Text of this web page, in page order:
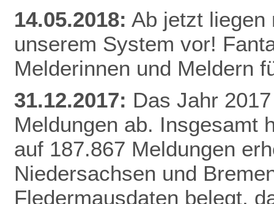
14.05.2018: Ab jetzt liegen
unserem System vor!
Melderinnen und Meldern
31.12.2017: Das Jahr
Meldungen ab. Insgesamt
auf 187.867 Meldungen
Niedersachsen und
Fledermausdaten belegt,